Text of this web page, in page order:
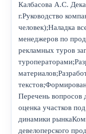
Калбасова А.С.
г.Руководство
человек);Наладка
менеджеров по
рекламных туров
Перечень вопросов
оценка участков
динамики
девелоперского